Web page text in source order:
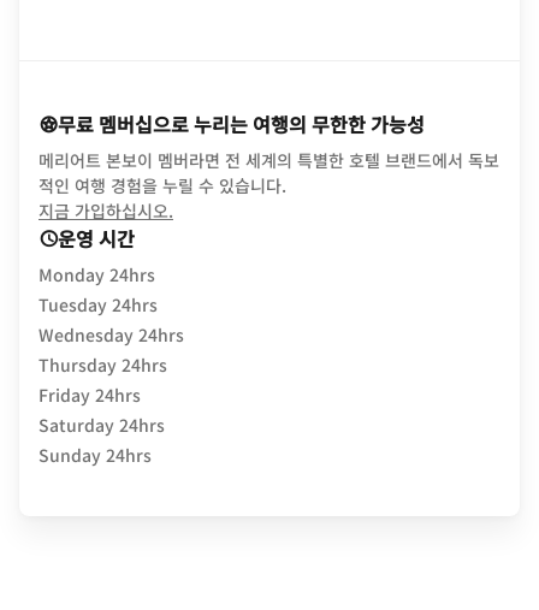
무료 멤버십으로 누리는 여행의 무한한 가능성
메리어트 본보이 멤버라면 전 세계의 특별한 호텔 브랜드에서 독보
적인 여행 경험을 누릴 수 있습니다.
지금 가입하십시오.
운영 시간
Monday 24hrs
Tuesday 24hrs
Wednesday 24hrs
Thursday 24hrs
Friday 24hrs
Saturday 24hrs
Sunday 24hrs